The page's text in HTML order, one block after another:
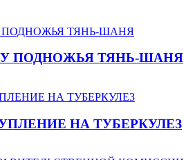
ПОДНОЖЬЯ ТЯНЬ-ШАНЯ
НА ТУБЕРКУЛЕЗ